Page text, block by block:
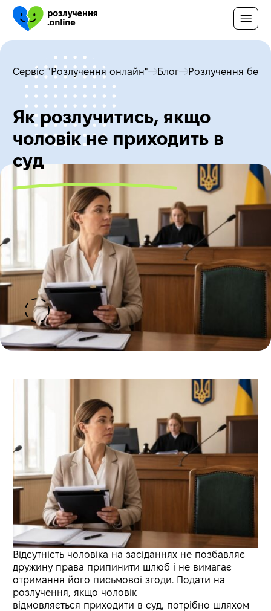
Сервіс "Розлучення онлайн" Блог Розлучення без
Як розлучитись, якщо
чоловік не приходить в
суд
Відсутність чоловіка на засіданнях не позбавляє
дружину права припинити шлюб і не вимагає
отримання його письмової згоди. Подати на
розлучення, якщо чоловік
відмовляється приходити в суд, потрібно шляхом
яких обставин
Відповідай на 4 питання та отримай
персональний план розлучення, який
підходить саме тобі
Другий з подружжя згоден на
розлучення?
Так Ні